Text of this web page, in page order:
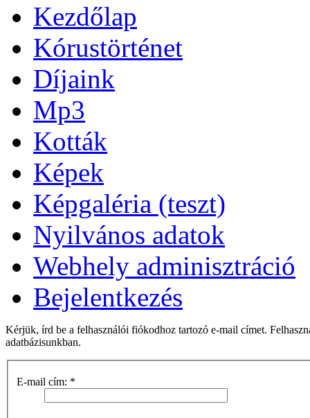
Kezdőlap
Kórustörténet
Díjaink
Mp3
Kották
Képek
Képgaléria (teszt)
Nyilvános adatok
Webhely adminisztráció
Bejelentkezés
Kérjük, írd be a felhasználói fiókodhoz tartozó e-mail címet.
adatbázisunkban.
E-mail cím: *